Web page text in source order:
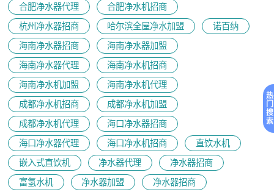
合肥净水器代理
合肥净水机招商
杭州净水器招商
哈尔滨全屋净水加盟
诺百纳
海南净水器招商
海南净水器加盟
海南净水器代理
海南净水机招商
海南净水机加盟
海南净水机代理
成都净水机招商
成都净水机加盟
成都净水机代理
海口净水器招商
海口净水器代理
海口净水机招商
直饮水机
嵌入式直饮机
净水器代理
净水器招商
富氢水机
净水器加盟
净水器招商
热
门
搜
索